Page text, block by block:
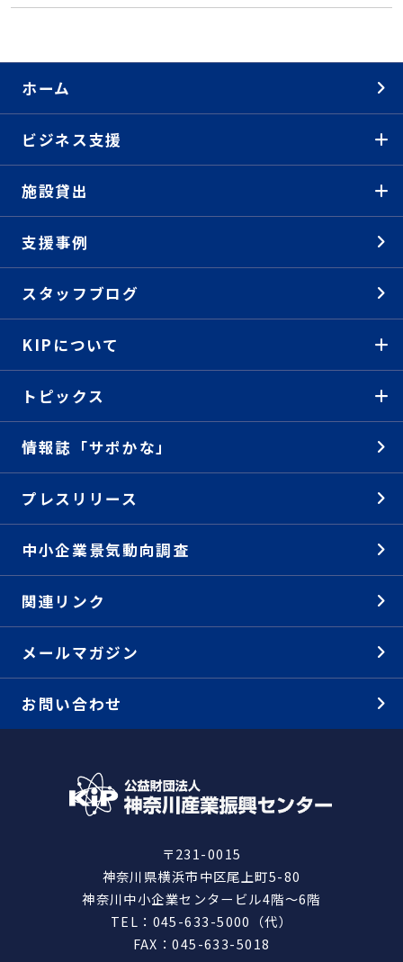
ホーム
ビジネス支援
施設貸出
支援事例
スタッフブログ
KIPについて
トピックス
情報誌「サポかな」
プレスリリース
中小企業景気動向調査
関連リンク
メールマガジン
お問い合わせ
〒231-0015
神奈川県横浜市中区尾上町5-80
神奈川中小企業センタービル4階～6階
TEL：045-633-5000（代）
FAX：045-633-5018